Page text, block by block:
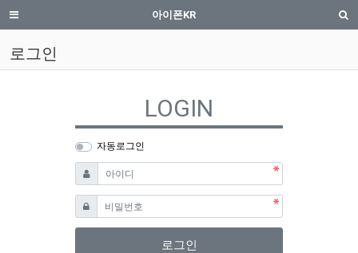
로그인 | iphone.co.kr
메뉴 아이폰KR
로그인
LOGIN
자동로그인
아이디 필수
비밀번호필수
로그인